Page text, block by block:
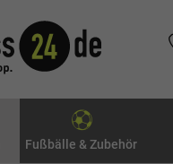
Fußbälle & Zubehör